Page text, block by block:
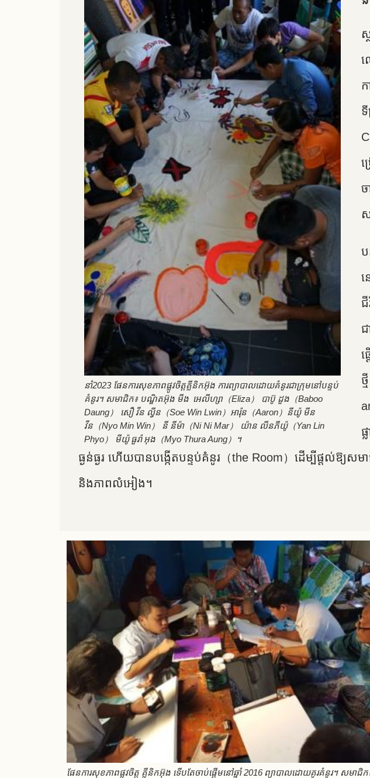
នាំ2023 ផែនការសុខភាពផ្លូវចិត្តគ្លីនិកអ៊ុង ការព្យាបាលដោយគំនូរជាក្រុមនៅបន្ទប់
គំនូរ។ សមាជិក៖ បណ្ឌិតអ៊ុង មីង អេលីហ្សា（Eliza） បាប៊ូ ដួង（Baboo
Daung） សឿ វីន ល្វីន（Soe Win Lwin）អារ៉ុន（Aaron）នីយ៉ូ មីន
វីន（Nyo Min Win） នី នីម៉ា（Ni Ni Mar） យ៉ាន លីនភីយ៉ូ（Yan Lin
Phyo） មីយ៉ូ ធួរ៉ា អុង（Myo Thura Aung）។
ល
ប្
ច
ប
ន
ផ្
ថ្
ផ្
ធ្ងន់ធ្ងរ ហើយបានបង្កើតបន្ទប់គំនូរ（the Room）ដើម្បីផ្តល់ឱ្យ
និងភាពលំអៀង។
ផែនការសុខភាពផ្លូវចិត្ត គ្លីនិកអ៊ុង ទើបតែចាប់ផ្តើមនៅឆ្នាំ 2016 ព្យាបាលដោយគូរគំនូរ។ សមាជិក